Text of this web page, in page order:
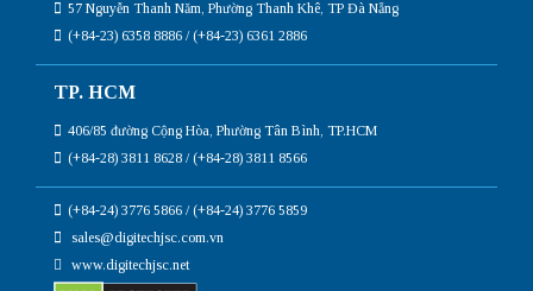
57 Nguyễn Thanh Năm, Phường Thanh Khê, TP Đà Nẵng
(+84-23) 6358 8886 / (+84-23) 6361 2886
TP. HCM
406/85 đường Cộng Hòa, Phường Tân Bình, TP.HCM
(+84-28) 3811 8628 / (+84-28) 3811 8566
(+84-24) 3776 5866 / (+84-24) 3776 5859
sales@digitechjsc.com.vn
www.digitechjsc.net